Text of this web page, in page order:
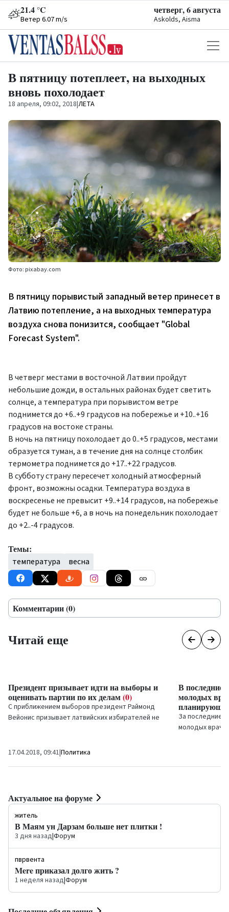
21.4 °C
Ветер 6.07 m/s
четверг, 6 августа
Askolds, Aisma
В пятницу потеплеет, на выходных
вновь похолодает
18 апреля, 09:02, 2018|ЛЕТА
Фото: pixabay.com
В пятницу порывистый западный ветер принесет в
Латвию потепление, а на выходных температура
воздуха снова понизится, сообщает "Global
Forecast System".
В четверг местами в восточной Латвии пройдут
небольшие дожди, в остальных районах будет светить
солнце, а температура при порывистом ветре
поднимется до +6..+9 градусов на побережье и +10..+16
градусов на востоке страны.
В ночь на пятницу похолодает до 0..+5 градусов, местами
образуется туман, а в течение дня на солнце столбик
термометра поднимется до +17..+22 градусов.
В субботу страну пересечет холодный атмосферный
фронт, возможны осадки. Температура воздуха в
воскресенье не превысит +9..+14 градусов, на побережье
будет не больше +6, а в ночь на понедельник похолодает
до +2..-4 градусов.
Темы:
температура весна
Комментарии (0)
Читай еще
Президент призывает идти на выборы и
оценивать партии по их делам(0)
С приближением выборов президент Раймонд
Вейонис призывает латвийских избирателей не
17.04.2018, 09:41|Политика
В последние
молодых
За последние
молодых
Актуальное на форуме
житель
В Маям ун Дарзам больше нет плитки !
3 дня назад|Форум
пврвента
Mere приказал долго жить ?
1 неделя назад|Форум